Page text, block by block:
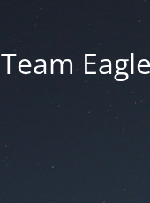
Team